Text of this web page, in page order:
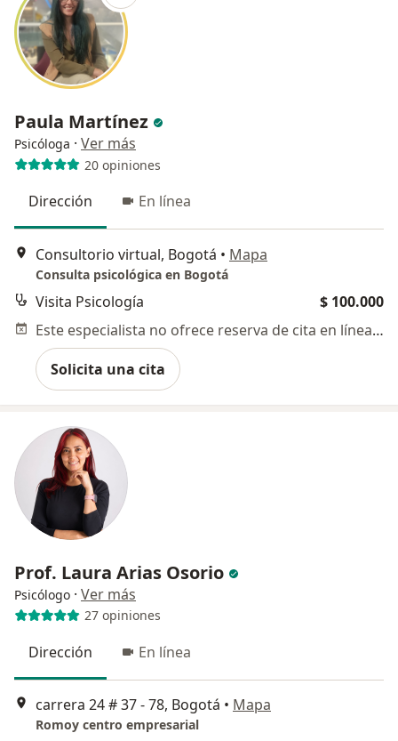
Paula Martínez
Psicóloga · Ver más
20 opiniones
Dirección En línea
Consultorio virtual, Bogotá • Mapa
Consulta psicológica en Bogotá
Visita Psicología
$ 100.000
Este especialista no ofrece reserva de cita en línea en esta dirección.
Solicita una cita
Prof. Laura Arias Osorio
Psicólogo · Ver más
27 opiniones
Dirección En línea
carrera 24 # 37 - 78, Bogotá • Mapa
Romoy centro empresarial